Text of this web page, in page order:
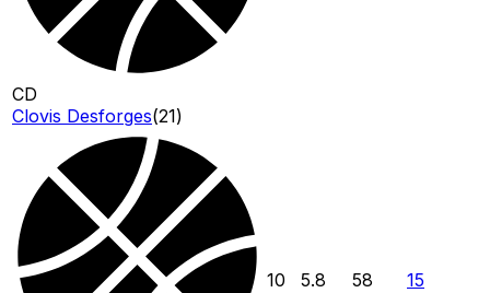
CD
Clovis Desforges(21)
10 5.8 58 15